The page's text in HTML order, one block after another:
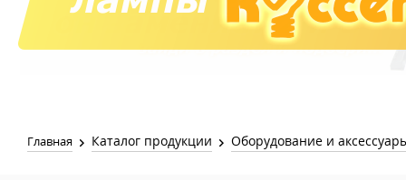
Распродажа Лампы
Главная Каталог продукции Оборудование и